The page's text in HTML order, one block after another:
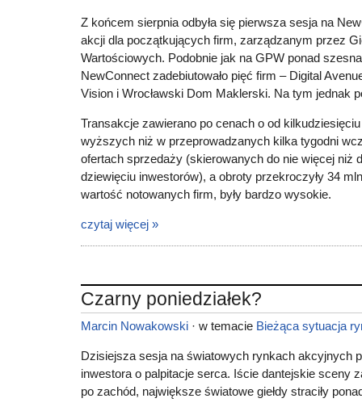
Z końcem sierpnia odbyła się pierwsza sesja na
akcji dla początkujących firm, zarządzanym przez
Wartościowych. Podobnie jak na GPW ponad
NewConnect zadebiutowało pięć firm – Digital
Vision i Wrocławski Dom Maklerski. Na tym jednak
Transakcje zawierano po cenach o od
wyższych niż w przeprowadzanych kilka tygodni
ofertach sprzedaży (skierowanych do nie więcej niż
dziewięciu inwestorów), a obroty przekroczyły 34
wartość notowanych firm, były bardzo wysokie.
czytaj więcej »
Czarny poniedziałek?
Marcin Nowakowski · w temacie Bieżąca sytuacja
Dzisiejsza sesja na światowych rynkach akcyjnych
inwestora o palpitacje serca. Iście dantejskie sceny
po zachód, największe światowe giełdy straciły